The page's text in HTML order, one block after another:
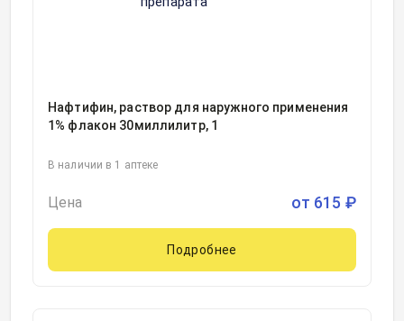
Нафтифин, раствор для наружного применения
1% флакон 30миллилитр, 1
В наличии в 1 аптеке
Цена от 615 ₽
Подробнее